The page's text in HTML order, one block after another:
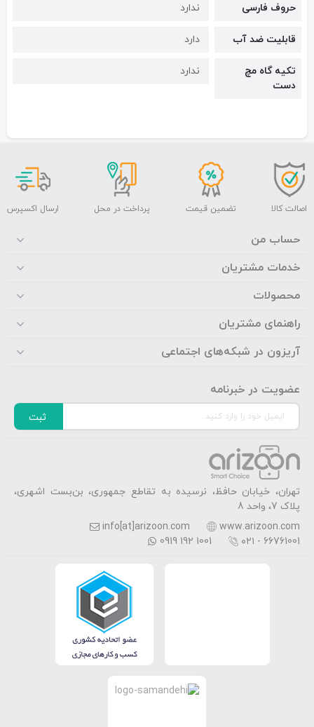
حروف فارسی ندارد
قابلیت ضد آب دارد
تکیه گاه مچ
دست
ندارد
اصالت کالا تضمین قیمت پرداخت در محل ارسال اکسپرس
حساب من
خدمات مشتریان
محصولات
راهنمای مشتریان
آریزون در شبکه‌های اجتماعی
عضویت در خبرنامه
ثبت
تهران، خیابان حافظ، نرسیده به تقاطع جمهوری، بن‌بست اشهری،
پلاک 7، واحد 8
www.arizoon.com
info[at]arizoon.com
۰۲۱ - 66761001
0919 192 1001